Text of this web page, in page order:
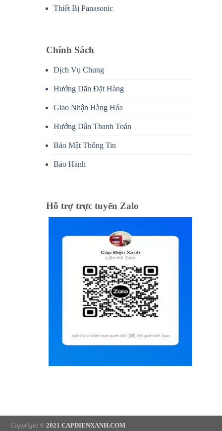
Thiết Bị Panasonic
Chính Sách
Dịch Vụ Chung
Hướng Dãn Đặt Hàng
Giao Nhận Hàng Hóa
Hướng Dẫn Thanh Toán
Bảo Mật Thông Tin
Bảo Hành
Hỗ trợ trực tuyến Zalo
Copyright © 2021 CAPDIENXANH.COM